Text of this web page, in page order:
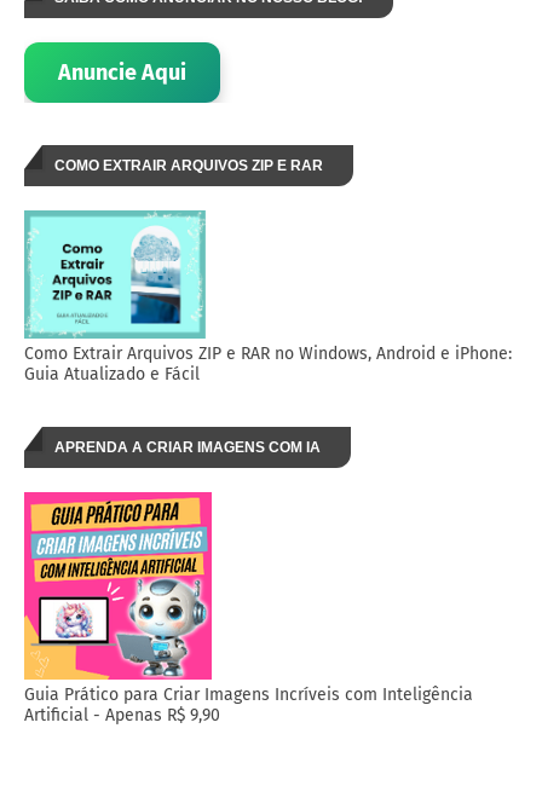
Anuncie Aqui
COMO EXTRAIR ARQUIVOS ZIP E RAR
Como Extrair Arquivos ZIP e RAR no Windows, Android e iPhone:
Guia Atualizado e Fácil
APRENDA A CRIAR IMAGENS COM IA
Guia Prático para Criar Imagens Incríveis com Inteligência
Artificial - Apenas R$ 9,90